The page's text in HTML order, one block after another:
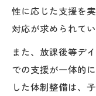
発達障害
長野県で実践
現場で生
介
支援級活
性に応じた支援を
対応が求められてい
また、放課後等デ
での支援が一体的
した体制整備は、